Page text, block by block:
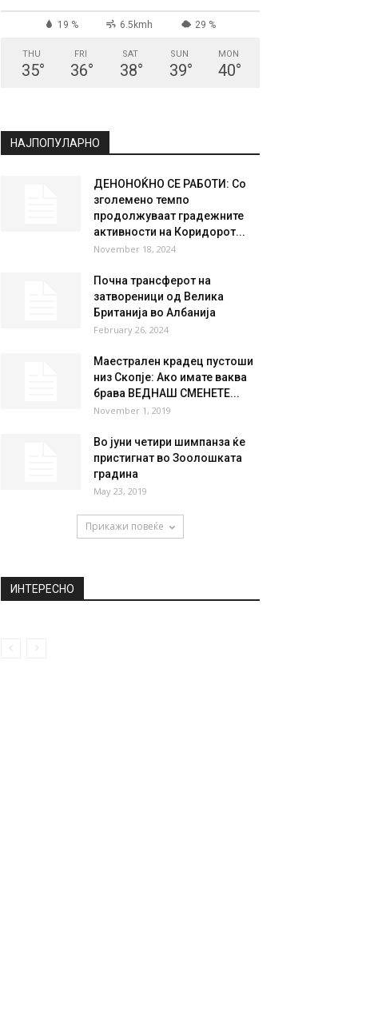
СКОПЈЕ
35.1
6.5kmh 29 %
38° 39
MON
НАЈПОПУЛАРНО
ДЕНОНОЌНО СЕ РАБОТИ: Со
зголемено темпо
продолжуваат градежните
активности на Коридорот...
November 18, 2024
Почна трансферот на
затвореници од Велика
Британија во Албанија
February 26, 2024
November 1, 2019